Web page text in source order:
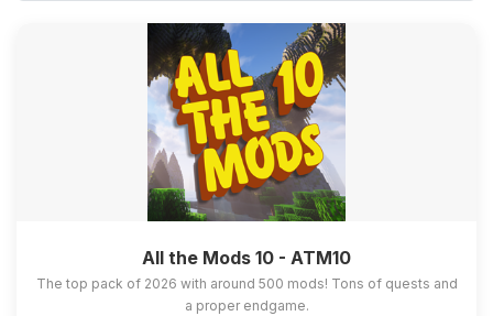
All the Mods 10 - ATM10
The top pack of 2026 with around 500 mods! Tons of quests and
a proper endgame.